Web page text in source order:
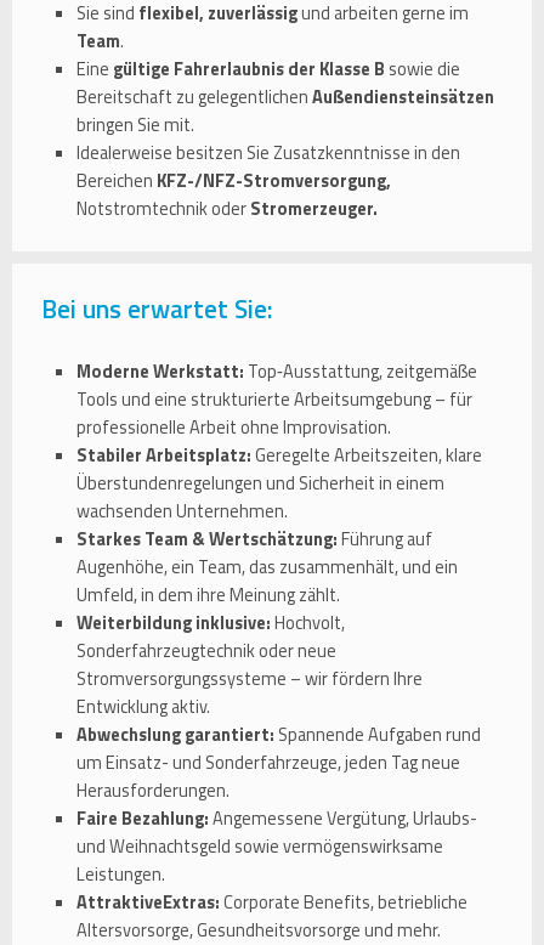
Sie sind flexibel, zuverlässigund arbeiten gerne im
Team.
Eine gültige Fahrerlaubnis der Klasse B sowie die
Bereitschaft zu gelegentlichenAußendiensteinsätzen
bringen Sie mit.
Idealerweise besitzen Sie Zusatzkenntnisse in den
Bereichen KFZ-/NFZ-Stromversorgung,
Notstromtechnik oderStromerzeuger.
Bei uns erwartet Sie:
Moderne Werkstatt: Top‑Ausstattung, zeitgemäße
Tools und eine strukturierte Arbeitsumgebung – für
professionelle Arbeit ohne Improvisation.
Stabiler Arbeitsplatz:Geregelte Arbeitszeiten, klare
Überstundenregelungen und Sicherheit in einem
wachsenden Unternehmen.
Starkes Team & Wertschätzung:Führung auf
Augenhöhe, ein Team, das zusammenhält, und ein
Umfeld, in dem ihre Meinung zählt.
Weiterbildung inklusive:Hochvolt,
Sonderfahrzeugtechnik oder neue
Stromversorgungssysteme – wir fördern Ihre
Entwicklung aktiv.
Abwechslung garantiert: Spannende Aufgaben rund
um Einsatz- und Sonderfahrzeuge, jeden Tag neue
Herausforderungen.
Faire Bezahlung:Angemessene Vergütung, Urlaubs-
und Weihnachtsgeld sowie vermögenswirksame
Leistungen.
AttraktiveExtras:Corporate Benefits, betriebliche
Altersvorsorge, Gesundheitsvorsorge und mehr.